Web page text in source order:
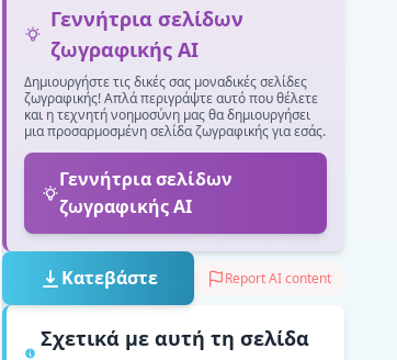
Γεννήτρια σελίδων
ζωγραφικής AI
Δημιουργήστε τις δικές σας μοναδικές σελίδες
ζωγραφικής! Απλά περιγράψτε αυτό που θέλετε
και η τεχνητή νοημοσύνη μας θα δημιουργήσει
μια προσαρμοσμένη σελίδα ζωγραφικής για εσάς.
Γεννήτρια σελίδων
ζωγραφικής AI
Κατεβάστε Report AI content
Σχετικά με αυτή τη σελίδα